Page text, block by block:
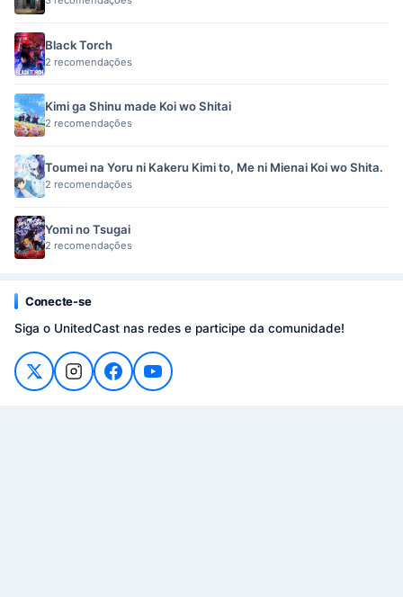
Black Torch
2 recomendações
Kimi ga Shinu made Koi wo Shitai
2 recomendações
Toumei na Yoru ni Kakeru Kimi to, Me ni Mienai Koi wo Shita.
2 recomendações
Yomi no Tsugai
2 recomendações
Conecte-se
Siga o UnitedCast nas redes e participe da comunidade!